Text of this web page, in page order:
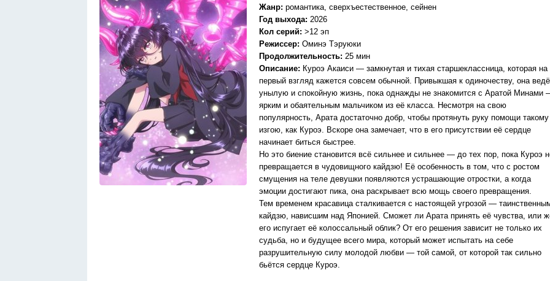
Жанр: романтика, сверхъестественное, сейнен
Год выхода: 2026
Кол серий: >12 эп
Режиссер: Оминэ Тэруюки
Продолжительность: 25 мин
Описание: Куроэ Акаиси — замкнутая и тихая старшеклассница, которая на
первый взгляд кажется совсем обычной. Привыкшая к одиночеству, она
унылую и спокойную жизнь, пока однажды не знакомится с Аратой Минами
ярким и обаятельным мальчиком из её класса. Несмотря на свою
популярность, Арата достаточно добр, чтобы протянуть руку помощи такому
изгою, как Куроэ. Вскоре она замечает, что в его присутствии её сердце
начинает биться быстрее.
Но это биение становится всё сильнее и сильнее — до тех пор, пока Куроэ
превращается в чудовищного кайдзю! Её особенность в том, что с ростом
смущения на теле девушки появляются устрашающие отростки, а когда
эмоции достигают пика, она раскрывает всю мощь своего превращения.
Тем временем красавица сталкивается с настоящей угрозой —
кайдзю, нависшим над Японией. Сможет ли Арата принять её чувства, или
его испугает её колоссальный облик? От его решения зависит не только их
судьба, но и будущее всего мира, который может испытать на себе
разрушительную силу молодой любви — той самой, от которой так сильно
бьётся сердце Куроэ.